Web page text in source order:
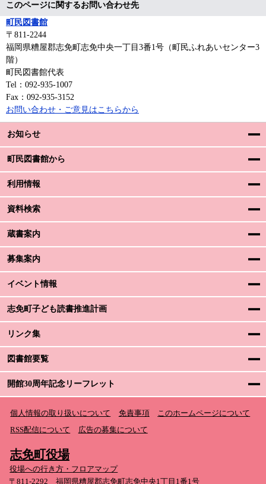
お知らせ
町民図書館から
利用情報
資料検索
蔵書案内
募集案内
イベント情報
志免町子ども読書推進計画
リンク集
図書館要覧
開館30周年記念リーフレット
このページに関するお問い合わせ先
町民図書館
〒811‐2244
福岡県糟屋郡志免町志免中央一丁目3番1号（町民ふれあいセンター3
階）
町民図書館代表
Tel：092-935-1007
Fax：092-935-3152
お問い合わせ・ご意見はこちらから
個人情報の取り扱いについて 免責事項
このホームページについて
RSS配信について
広告の募集について
志免町役場
役場への行き方・フロアマップ
〒811-2292 福岡県糟屋郡志免町志免中央1丁目1番1号